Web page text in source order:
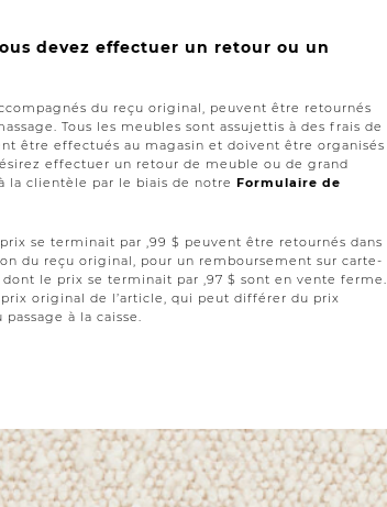
devez effectuer un retour ou un
du reçu original, peuvent être retournés
Tous les meubles sont assujettis à des frais de
être effectués au magasin et doivent être organisés
effectuer un retour de meuble ou de grand
la clientèle par le biais de notre Formulaire de
se terminait par ,99 $ peuvent être retournés dans
du reçu original, pour un remboursement sur carte-
le prix se terminait par ,97 $ sont en vente ferme.
original de l’article, qui peut différer du prix
à la caisse.